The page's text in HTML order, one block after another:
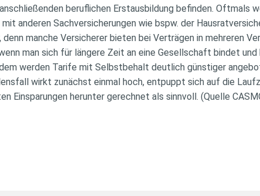
beruflichen Erstausbildung befinden. Oftmals
anderen Sachversicherungen wie bspw. der
denn manche Versicherer bieten bei Verträgen in mehreren
man sich für längere Zeit an eine Gesellschaft bindet
werden Tarife mit Selbstbehalt deutlich günstiger
wirkt zunächst einmal hoch, entpuppt sich auf die
Einsparungen herunter gerechnet als sinnvoll. (Quelle